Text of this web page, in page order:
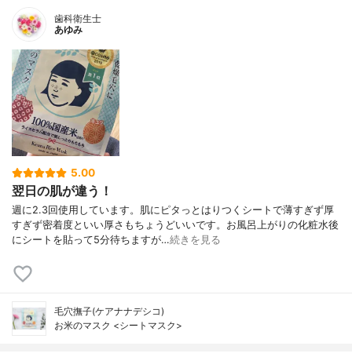
歯科衛生士
あゆみ
5.00
翌日の肌が違う！
週に2.3回使用しています。肌にピタっとはりつくシートで薄すぎず厚
すぎず密着度といい厚さもちょうどいいです。お風呂上がりの化粧水後
にシートを貼って5分待ちますが…続きを見る
毛穴撫子(ケアナナデシコ)
お米のマスク <シートマスク>